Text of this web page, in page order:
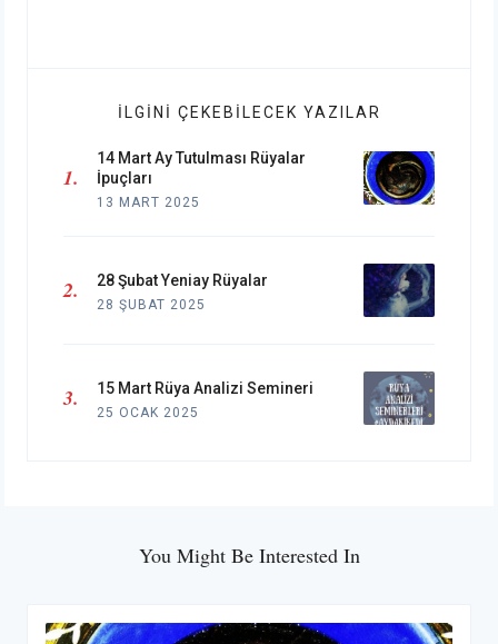
İLGINI ÇEKEBILECEK YAZILAR
14 Mart Ay Tutulması Rüyalar
İpuçları
13 MART 2025
28 Şubat Yeniay Rüyalar
28 ŞUBAT 2025
15 Mart Rüya Analizi Semineri
25 OCAK 2025
You Might Be Interested In